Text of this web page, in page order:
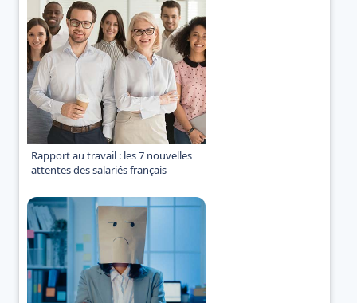
Rapport au travail : les 7 nouvelles
attentes des salariés français